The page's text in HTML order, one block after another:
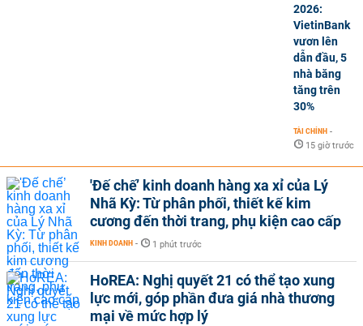
2026:
VietinBank
vươn lên
dẫn đầu, 5
nhà băng
tăng trên
30%
TÀI CHÍNH -
15 giờ trước
'Đế chế’ kinh doanh hàng xa xỉ của Lý
Nhã Kỳ: Từ phân phối, thiết kế kim
cương đến thời trang, phụ kiện cao cấp
KINH DOANH - 1 phút trước
HoREA: Nghị quyết 21 có thể tạo xung
lực mới, góp phần đưa giá nhà thương
mại về mức hợp lý